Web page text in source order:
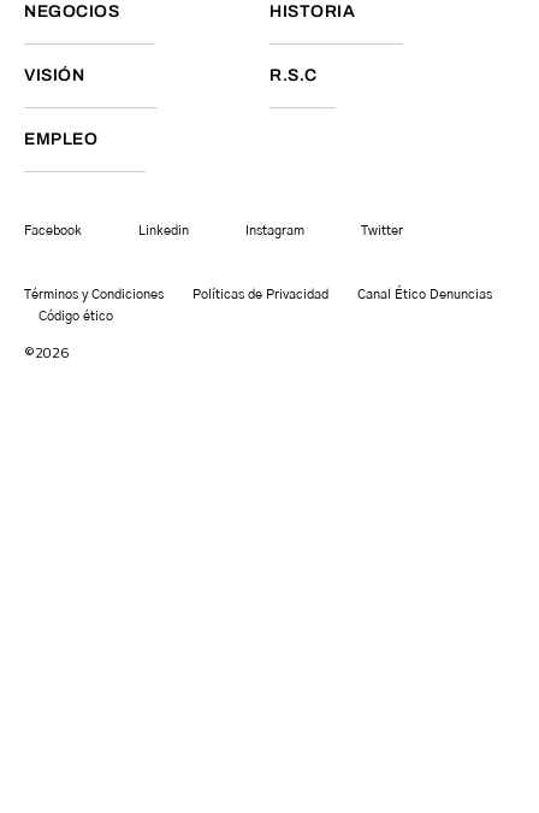
NEGOCIOS HISTORIA
VISIÓN R.S.C
EMPLEO
Facebook Linkedin Instagram Twitter
Términos y Condiciones Políticas de Privacidad
Canal Ético Denuncias
Código ético
©2026